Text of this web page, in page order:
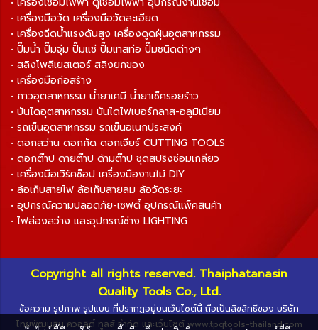
• เครื่องมือวัด เครื่องมือวัดละเอียด
• เครื่องฉีดน้ำแรงดันสูง เครื่องดูดฝุ่นอุตสาหกรรม
• ปั๊มน้ำ ปั๊มจุ่ม ปั๊มแช่ ปั๊มเทสท่อ ปั๊มชนิดต่างๆ
• สลิงโพลีเยสเตอร์ สลิงยกของ
• เครื่องมือก่อสร้าง
• กาวอุตสาหกรรม น้ำยาเคมี น้ำยาเช็ครอยร้าว
• บันไดอุตสาหกรรม บันไดไฟเบอร์กลาส-อลูมิเนียม
• รถเข็นอุตสาหกรรม รถเข็นอเนกประสงค์
• ดอกสว่าน ดอกกัด ดอกเจียร์ CUTTING TOOLS
• ดอกต๊าป ดายต๊าป ด้ามต๊าป ชุดสปริงซ่อมเกลียว
• เครื่องมือเวิร์คช็อป เครื่องมืองานไม้ DIY
• ล้อเก็บสายไฟ ล้อเก็บสายลม ล้อวัดระยะ
• อุปกรณ์ความปลอดภัย-เซฟตี้ อุปกรณ์แพ็คสินค้า
• ไฟส่องสว่าง และอุปกรณ์ช่าง LIGHTING
Copyright all rights reserved. Thaiphatanasin
Quality Tools Co., Ltd.
ข้อความ รูปภาพ รูปแบบ ที่ปรากฏอยู่บนเว็บไซต์นี้ ถือเป็นลิขสิทธิ์ของ บริษัท
ไทยพัฒนสิน ควอลิตี้ ทูลส์ จำกัด และเว็บไซต์ www.tpqtools-thailand.com